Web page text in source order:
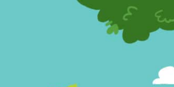
Scouting Fons Olterdissen